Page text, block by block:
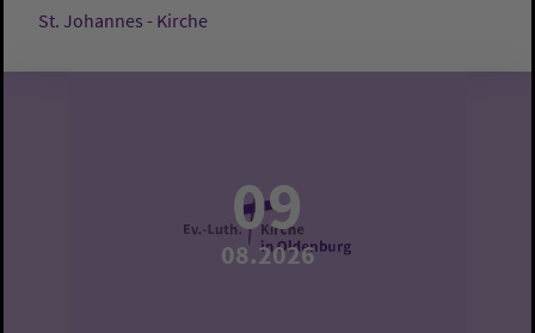
St. Johannes - Kirche
09
08.2026